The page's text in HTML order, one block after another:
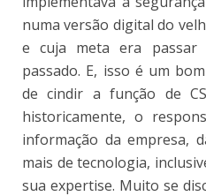
numa versão digital do
e cuja meta era passar
passado. E, isso é um
de cindir a função de
historicamente, o
informação da empresa,
mais de tecnologia,
sua expertise. Muito se